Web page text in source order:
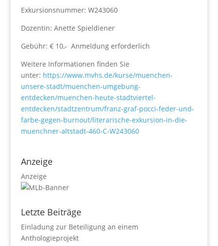
Exkursionsnummer: W243060
Dozentin: Anette Spieldiener
Gebühr: € 10,- Anmeldung erforderlich
Weitere Informationen finden Sie
unter: https://www.mvhs.de/kurse/muenchen-
unsere-stadt/muenchen-umgebung-
entdecken/muenchen-heute-stadtviertel-
entdecken/stadtzentrum/franz-graf-pocci-feder-und-
farbe-gegen-burnout/literarische-exkursion-in-die-
muenchner-altstadt-460-C-W243060
Anzeige
Anzeige
Letzte Beiträge
Einladung zur Beteiligung an einem
Anthologieprojekt